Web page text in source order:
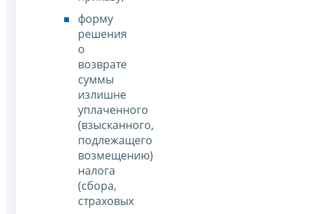
форму
решения
о
возврате
суммы
излишне
уплаченного
(взысканного,
подлежащего
возмещению)
налога
(сбора,
страховых